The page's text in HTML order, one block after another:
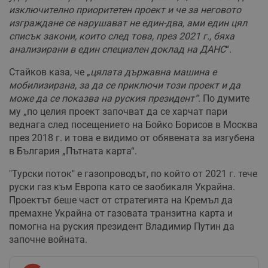
изключително приоритетен проект и че за неговото
изграждане се нарушават не един-два, ами един цял
списък закони, които след това, през 2021 г., бяха
анализирани в един специален доклад на ДАНС“.
Стайков каза, че „цялата държавна машина е
мобилизирана, за да се приключи този проект и да
може да се показва на руския президент“. По думите
му „по целия проект започват да се харчат пари
веднага след посещението на Бойко Борисов в Москва
през 2018 г. и това е видимо от обявената за изгубена
в България „Пътната карта“.
"Турски поток" е газопроводът, по който от 2021 г. тече
руски газ към Европа като се заобикаля Украйна.
Проектът беше част от стратегията на Кремъл да
премахне Украйна от газовата транзитна карта и
помогна на руския президент Владимир Путин да
започне войната.
Таргетиране Функционалност
Некласифицирани
Строго необходимо
Таргетиране
Функционалност
Некласифицирани
Строго необходимите бисквитки позволяват основната
функционалност на уебсайта, като потребителско
влизане и управление на акаунта. Уебсайтът не може да
се използва правилно без строго необходими